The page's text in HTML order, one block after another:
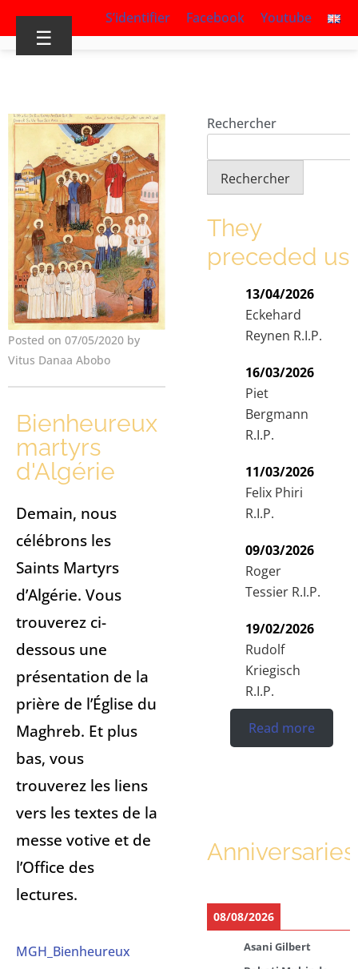
S’identifier Facebook Youtube
☰
Posted on 07/05/2020 by
Vitus Danaa Abobo
Bienheureux
martyrs
d'Algérie
Demain, nous
célébrons les
Saints Martyrs
d’Algérie. Vous
trouverez ci-
dessous une
présentation de la
prière de l’Église du
Maghreb. Et plus
bas, vous
trouverez les liens
vers les textes de la
messe votive et de
l’Office des
lectures.
MGH_Bienheureux
Rechercher
Rechercher
They
preceded us
13/04/2026
Eckehard
Reynen R.I.P.
16/03/2026
Piet
Bergmann
R.I.P.
11/03/2026
Felix Phiri
R.I.P.
09/03/2026
Roger
Tessier R.I.P.
19/02/2026
Rudolf
Kriegisch
R.I.P.
Read more
Anniversaries
08/08/2026
Asani Gilbert